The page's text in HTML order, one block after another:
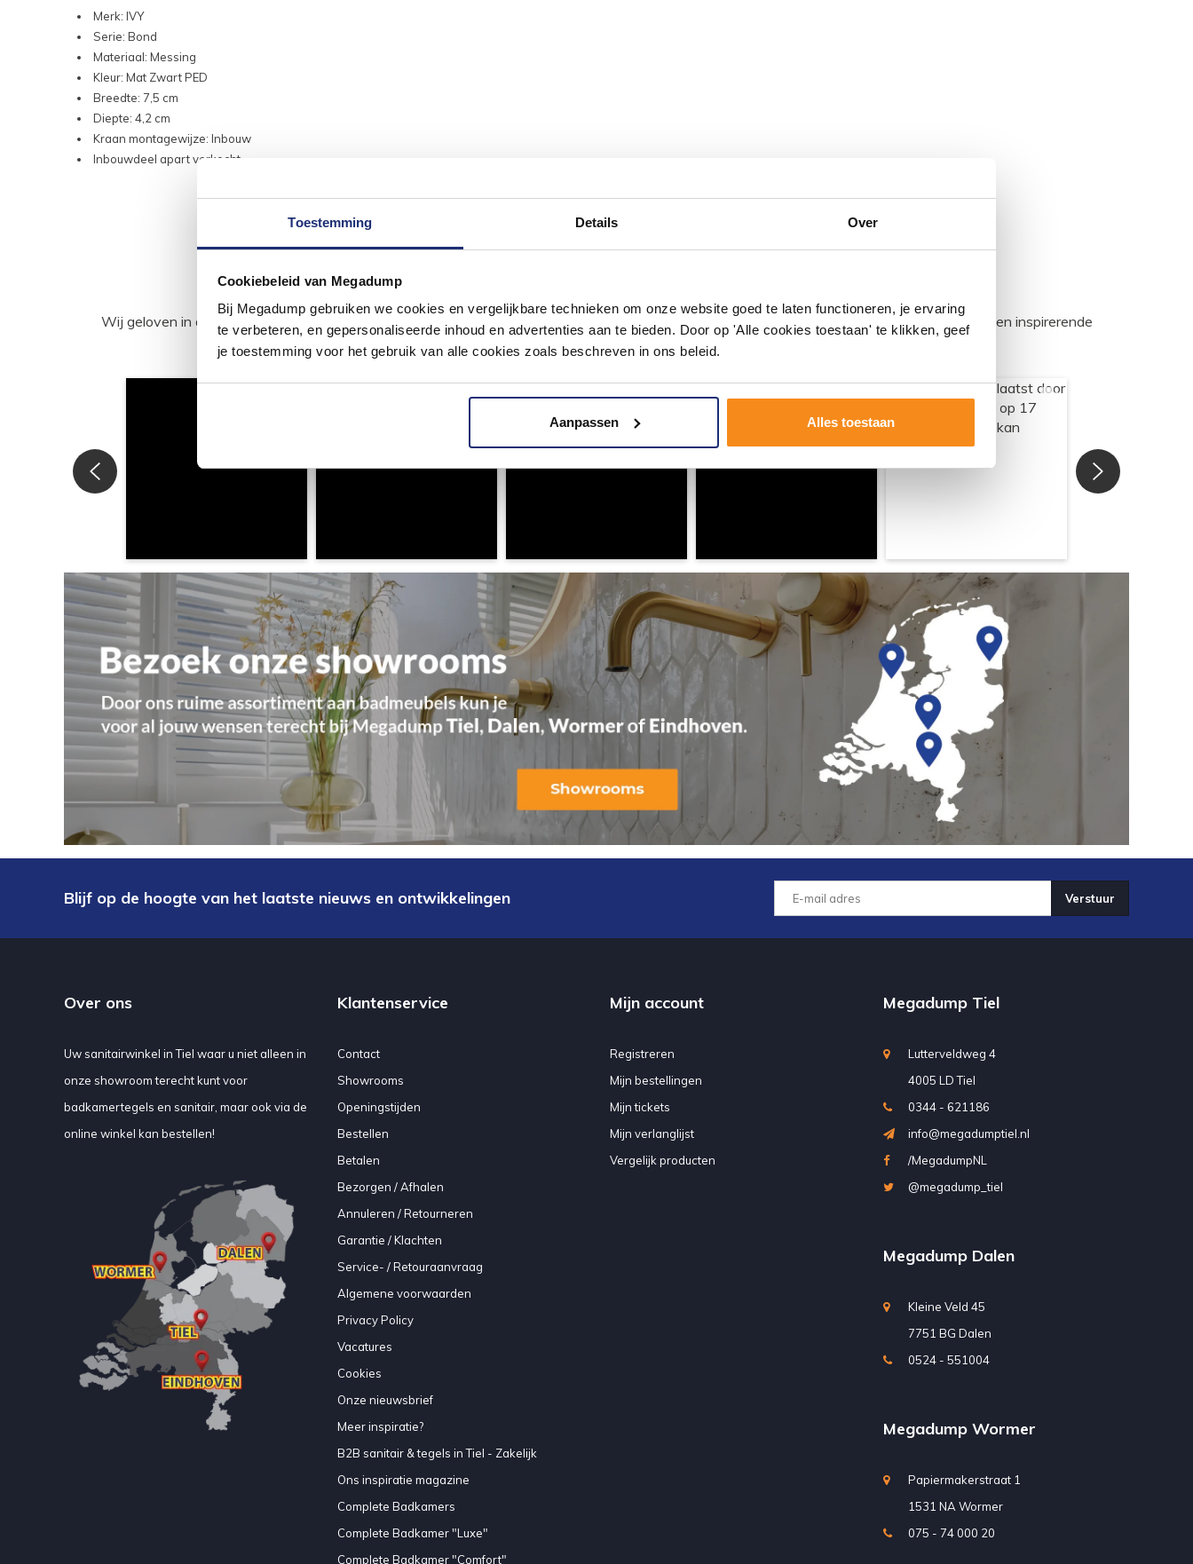
Toestemming Details Over
Cookiebeleid van Megadump
Bij Megadump gebruiken we cookies en vergelijkbare technieken om onze website goed te laten functioneren, je ervaring
te verbeteren, en gepersonaliseerde inhoud en advertenties aan te bieden. Door op 'Alle cookies toestaan' te klikken, geef
je toestemming voor het gebruik van alle cookies zoals beschreven in ons beleid.
Aanpassen Alles toestaan
Merk: IVY
Serie: Bond
Materiaal: Messing
Kleur: Mat Zwart PED
Breedte: 7,5 cm
Diepte: 4,2 cm
Kraan montagewijze: Inbouw
Inbouwdeel apart verkocht
Wij geloven in de kracht van delen. Deel jouw badkamer op Instagram met #mijndroombadkamer en tag @megadumpnl. Samen bouwen we een inspirerende
omgeving vol met unieke badkamerstijlen. Doe je mee?
Blijf op de hoogte van het laatste nieuws en ontwikkelingen Verstuur
Over ons
Uw sanitairwinkel in Tiel waar u niet alleen in
onze showroom terecht kunt voor
badkamertegels en sanitair, maar ook via de
online winkel kan bestellen!
Klantenservice
Contact
Showrooms
Openingstijden
Bestellen
Betalen
Bezorgen / Afhalen
Annuleren / Retourneren
Garantie / Klachten
Service- / Retouraanvraag
Algemene voorwaarden
Privacy Policy
Vacatures
Cookies
Onze nieuwsbrief
Meer inspiratie?
B2B sanitair & tegels in Tiel - Zakelijk
Ons inspiratie magazine
Complete Badkamers
Complete Badkamer "Luxe"
Complete Badkamer "Comfort"
Mijn account
Registreren
Mijn bestellingen
Mijn tickets
Mijn verlanglijst
Vergelijk producten
Megadump Tiel
Lutterveldweg 4
4005 LD Tiel
0344 - 621186
info@megadumptiel.nl
/MegadumpNL
@megadump_tiel
Megadump Dalen
Kleine Veld 45
7751 BG Dalen
0524 - 551004
Megadump Wormer
Papiermakerstraat 1
1531 NA Wormer
075 - 74 000 20